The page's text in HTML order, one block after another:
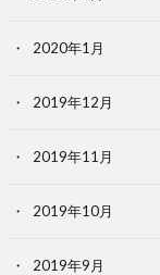
2020年1月
2019年12月
2019年11月
2019年10月
2019年9月